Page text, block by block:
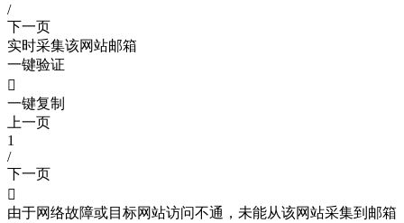
/
下一页
实时采集该网站邮箱
一键验证

一键复制
上一页
1
/
下一页

由于网络故障或目标网站访问不通，未能从该网站采集到邮箱